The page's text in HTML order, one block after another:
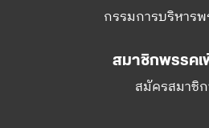
กรรมการบริหารพ
สมาชิกพรรคเ
สมัครสมาชิ